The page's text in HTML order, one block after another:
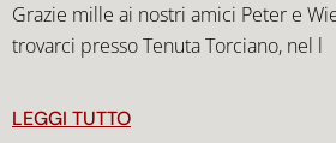
Grazie mille ai nostri amici Peter e
trovarci presso Tenuta Torciano, nel l
LEGGI TUTTO